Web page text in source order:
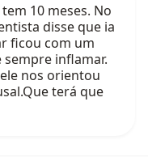
10 meses. No
disse que ia
ficou com um
inflamar.
nos orientou
terá que